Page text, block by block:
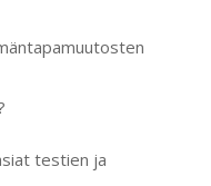
testien ja